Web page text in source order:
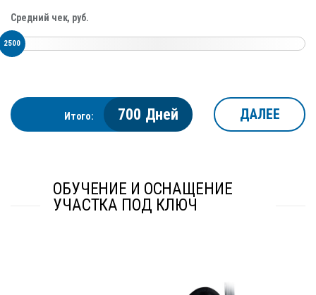
Средний чек, руб.
2500
Итого: 700 Дней ДАЛЕЕ
ОБУЧЕНИЕ И ОСНАЩЕНИЕ
УЧАСТКА ПОД КЛЮЧ